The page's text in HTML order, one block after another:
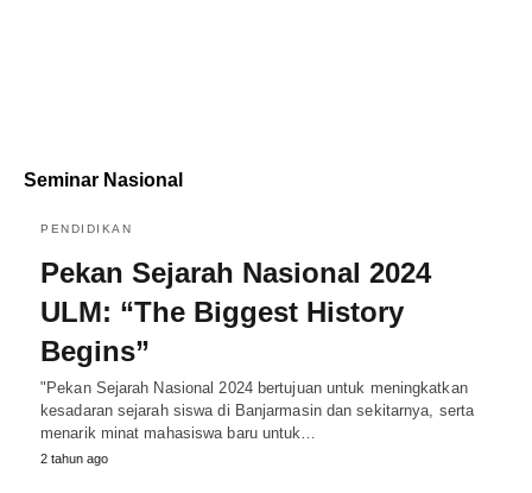
Seminar Nasional
PENDIDIKAN
Pekan Sejarah Nasional 2024
ULM: “The Biggest History
Begins”
"Pekan Sejarah Nasional 2024 bertujuan untuk meningkatkan
kesadaran sejarah siswa di Banjarmasin dan sekitarnya, serta
menarik minat mahasiswa baru untuk…
2 tahun ago